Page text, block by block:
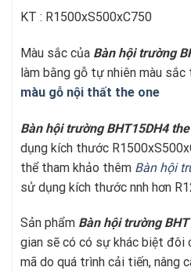
KT : R1500xS500xC750
Màu sắc của Bàn hội trường
làm bằng gỗ tự nhiên màu sắc
màu gỗ nội thất the one
Bàn hội trường BHT15DH4
dụng kích thước
thể tham khảo thêm Bàn hội
sử dụng kích thước nnh hơn
Sản phẩm Bàn hội trường
gian sẽ có có sự khác biệt đôi
mã do quá trình cải tiến, nâng